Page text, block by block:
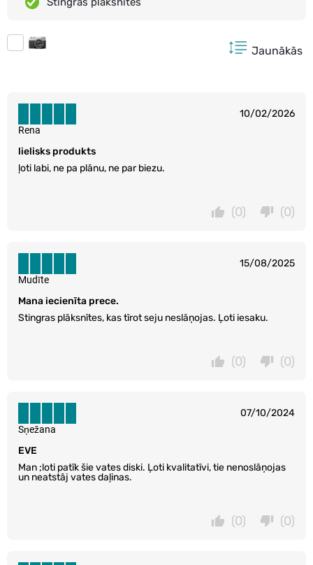
Jaunākās
10/02/2026
lielisks produkts
ļoti labi, ne pa plānu, ne par biezu.
Rena
(0)
(0)
15/08/2025
Mana iecienīta prece.
Stingras plāksnītes, kas tīrot seju neslāņojas. Ļoti iesaku.
Mudīte
(0)
(0)
07/10/2024
EVE
Man ;loti patīk šie vates diski. Ļoti kvalitatīvi, tie nenoslāņojas
un neatstāj vates daļinas.
Sņežana
(0)
(0)